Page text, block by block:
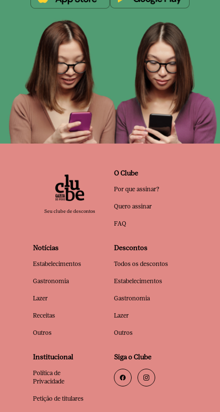
Seu clube de descontos
O Clube
Por que assinar?
Quero assinar
FAQ
Notícias
Estabelecimentos
Gastronomia
Lazer
Receitas
Outros
Descontos
Todos os descontos
Estabelecimentos
Gastronomia
Lazer
Outros
Institucional
Política de
Privacidade
Petição de titulares
Siga o Clube